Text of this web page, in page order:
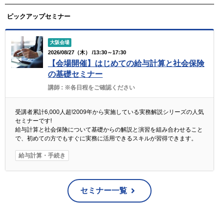
ピックアップセミナー
大阪会場
2026/08/27（木） /13:30～17:30
【会場開催】はじめての給与計算と社会保険
の基礎セミナー
講師 : ※各日程をご確認ください
受講者累計6,000人超!2009年から実施している実務解説シリーズの人気
セミナーです!
給与計算と社会保険について基礎からの解説と演習を組み合わせること
で、初めての方でもすぐに実務に活用できるスキルが習得できます。
給与計算・手続き
セミナー一覧